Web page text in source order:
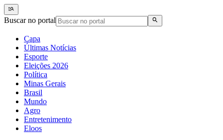
Buscar no portal
Capa
Últimas Notícias
Esporte
Eleições 2026
Política
Minas Gerais
Brasil
Mundo
Agro
Entretenimento
Eloos